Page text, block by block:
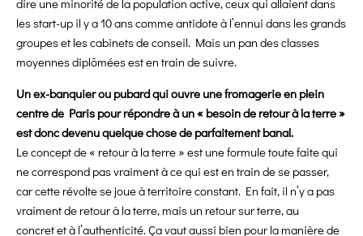
les start-up il y a 10 ans comme antidote à l’ennui dans les grands
groupes et les cabinets de conseil. Mais un pan des classes
moyennes diplômées est en train de suivre.
Un ex-banquier ou pubard qui ouvre une fromagerie en plein
centre de Paris pour répondre à un « besoin de retour à la terre »
est donc devenu quelque chose de parfaitement banal.
Le concept de « retour à la terre » est uneformule toute faite qui
ne correspond pas vraiment à ce qui est en train de se passer,
car cette révolte se joue à territoire constant. En fait, il n’y a pas
vraiment de retour à la terre, mais un retour sur terre, au
concretet à l’authenticité. Ça vaut aussi bien pour la manière de